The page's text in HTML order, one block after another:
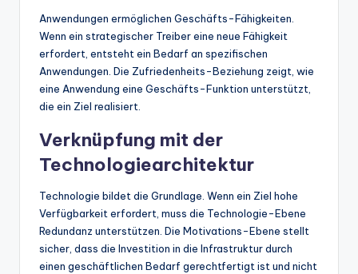
Anwendungen ermöglichen Geschäfts-Fähigkeiten.
Wenn ein strategischer Treiber eine neue Fähigkeit
erfordert, entsteht ein Bedarf an spezifischen
Anwendungen. Die Zufriedenheits-Beziehung zeigt, wie
eine Anwendung eine Geschäfts-Funktion unterstützt,
die ein Ziel realisiert.
Verknüpfung mit der
Technologiearchitektur
Technologie bildet die Grundlage. Wenn ein Ziel hohe
Verfügbarkeit erfordert, muss die Technologie-Ebene
Redundanz unterstützen. Die Motivations-Ebene stellt
sicher, dass die Investition in die Infrastruktur durch
einen geschäftlichen Bedarf gerechtfertigt ist und nicht